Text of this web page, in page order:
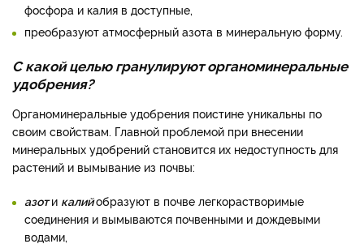
фосфора и калия в доступные,
преобразуют атмосферный азота в минеральную форму.
С какой целью гранулируют органоминеральные
удобрения?
Органоминеральные удобрения поистине уникальны по
своим свойствам. Главной проблемой при внесении
минеральных удобрений становится их недоступность для
растений и вымывание из почвы:
азоти калийобразуют в почве легкорастворимые
соединения и вымываются почвенными и дождевыми
водами,